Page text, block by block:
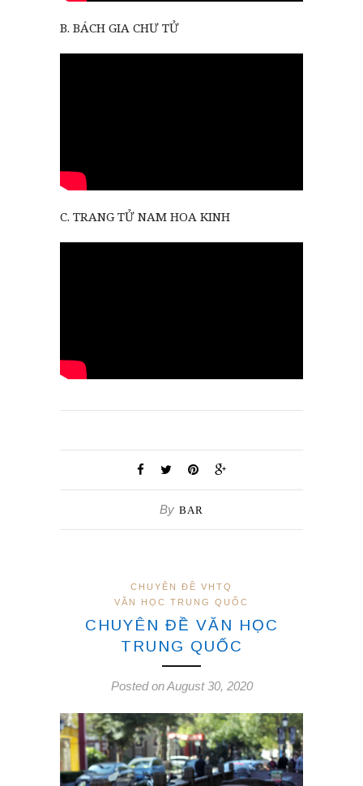
B. BÁCH GIA CHƯ TỬ
C. TRANG TỬ NAM HOA KINH
By BAR
CHUYÊN ĐỀ VHTQ
VĂN HỌC TRUNG QUỐC
CHUYÊN ĐỀ VĂN HỌC
TRUNG QUỐC
Posted on August 30, 2020